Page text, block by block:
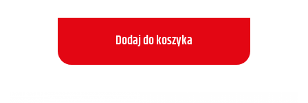
Dodaj do koszyka